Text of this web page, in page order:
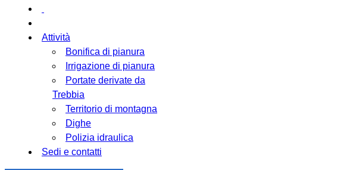
Attività
Bonifica di pianura
Irrigazione di pianura
Portate derivate da
Trebbia
Territorio di montagna
Dighe
Polizia idraulica
Sedi e contatti